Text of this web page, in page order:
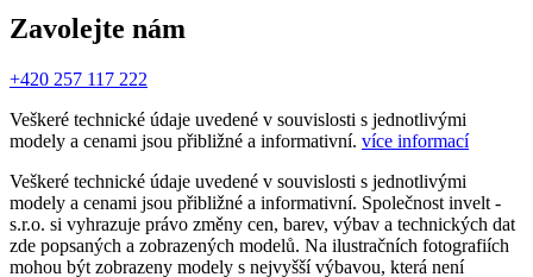
Zavolejte nám
+420 257 117 222
Veškeré technické údaje uvedené v souvislosti s jednotlivými
modely a cenami jsou přibližné a informativní. více informací
Veškeré technické údaje uvedené v souvislosti s jednotlivými
modely a cenami jsou přibližné a informativní. Společnost invelt -
s.r.o. si vyhrazuje právo změny cen, barev, výbav a technických dat
zde popsaných a zobrazených modelů. Na ilustračních fotografiích
mohou být zobrazeny modely s nejvyšší výbavou, která není